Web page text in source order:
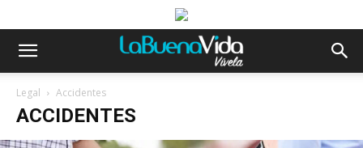
Legal Accidentes
ACCIDENTES